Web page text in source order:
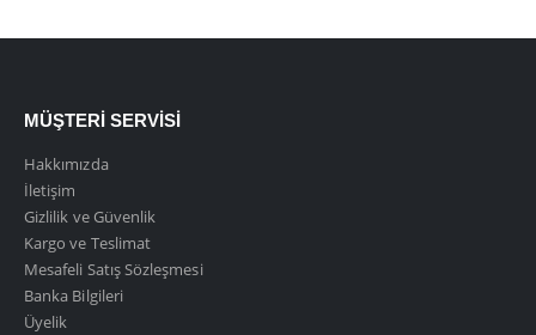
MÜŞTERI SERVISI
Hakkımızda
İletişim
Gizlilik ve Güvenlik
Kargo ve Teslimat
Mesafeli Satış Sözleşmesi
Banka Bilgileri
Üyelik